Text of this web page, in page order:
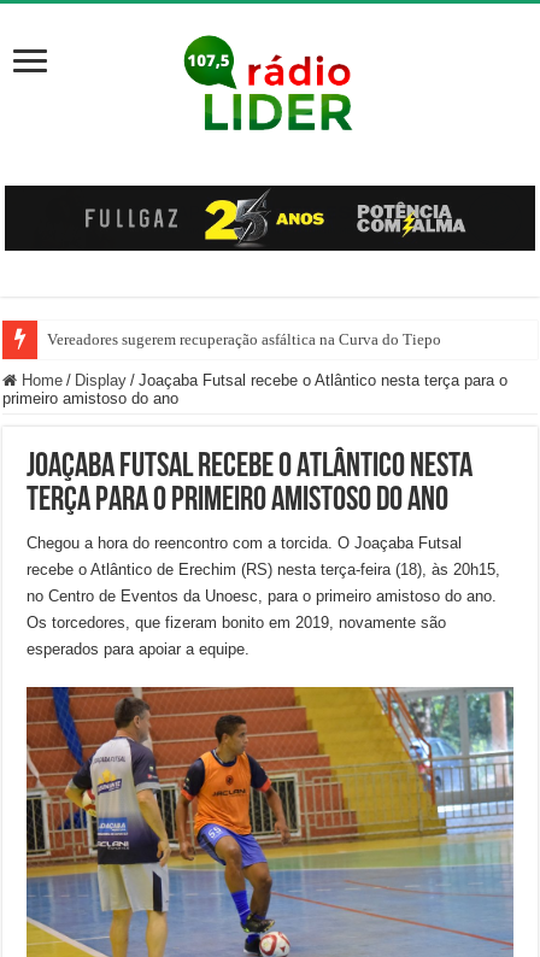
Vereadores sugerem recuperação asfáltica na Curva do Tiepo
Ônibus pega fogo na SC-355, em Jaborá
Home / Display / Joaçaba Futsal recebe o Atlântico nesta terça para o
primeiro amistoso do ano
Joaçaba Futsal recebe o Atlântico nesta
terça para o primeiro amistoso do ano
Chegou a hora do reencontro com a torcida. O Joaçaba Futsal
recebe o Atlântico de Erechim (RS) nesta terça-feira (18), às 20h15,
no Centro de Eventos da Unoesc, para o primeiro amistoso do ano.
Os torcedores, que fizeram bonito em 2019, novamente são
esperados para apoiar a equipe.